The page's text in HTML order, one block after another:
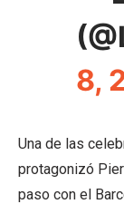
8,
Una de las
protagonizó
paso con el